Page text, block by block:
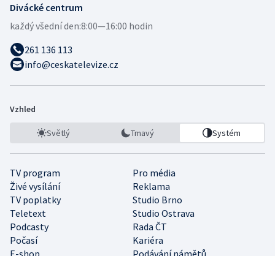
Divácké centrum
každý všední den:8:00—16:00 hodin
261 136 113
info@ceskatelevize.cz
Vzhled
Světlý Tmavý Systém
TV program
Pro média
Živé vysílání
Reklama
TV poplatky
Studio Brno
Teletext
Studio Ostrava
Podcasty
Rada ČT
Počasí
Kariéra
E-shop
Podávání námětů